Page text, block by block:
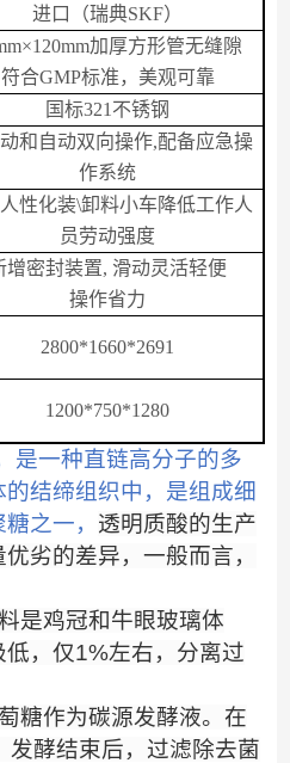
进口（瑞典SKF）
加厚方形管无缝隙
符合GMP标准，美观可靠
国标321 不锈钢
和自动双向操作,配备应急操
作系统
性化装\卸料小车降低工作人
员劳动强度
增密封装置, 滑动灵活轻便
操作省力
2800*1660*2691
1 200*750*1280
是一种直链高分子的多
结缔组织中，是组成细
之一， 透明质酸的生产
劣的差异，一般而言，
是鸡冠和牛眼玻璃体
，仅1%左右，分离过
糖作为碳源发酵液。在
发酵结束后，过滤除去菌